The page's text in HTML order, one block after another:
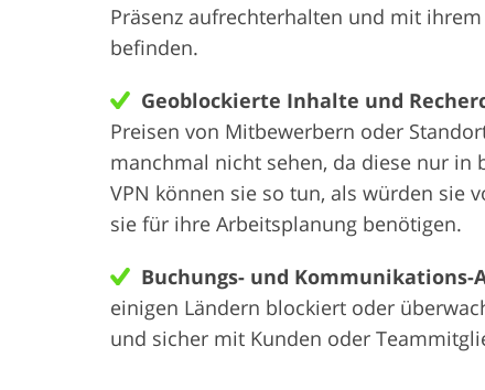
Präsenz aufrechterhalten und mit
befinden.
Geoblockierte Inhalte und
Preisen von Mitbewerbern oder
manchmal nicht sehen, da diese nur in
VPN können sie so tun, als würden sie
sie für ihre Arbeitsplanung benötigen.
Buchungs- und Kommunikations-
einigen Ländern blockiert oder
und sicher mit Kunden oder